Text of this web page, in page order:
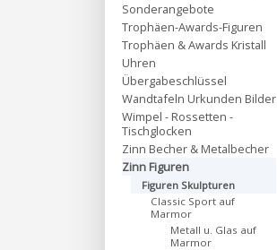
Sonderangebote
Trophäen-Awards-Figuren
Trophäen & Awards Kristall
Uhren
Übergabeschlüssel
Wandtafeln Urkunden Bilder
Wimpel - Rossetten -
Tischglocken
Zinn Becher & Metalbecher
Zinn Figuren
Figuren Skulpturen
Classic Sport auf
Marmor
Metall u. Glas auf
Marmor